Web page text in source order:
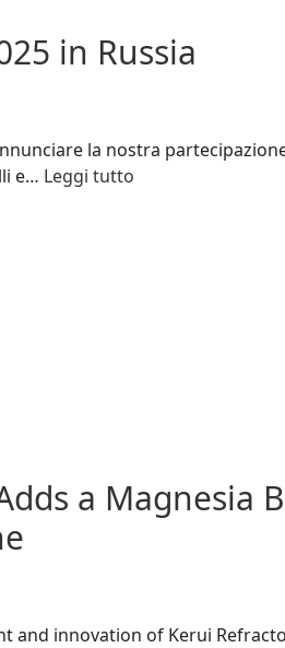
in Russia
la nostra
e… Leggi tutto
a Magnesia
and innovation of Kerui